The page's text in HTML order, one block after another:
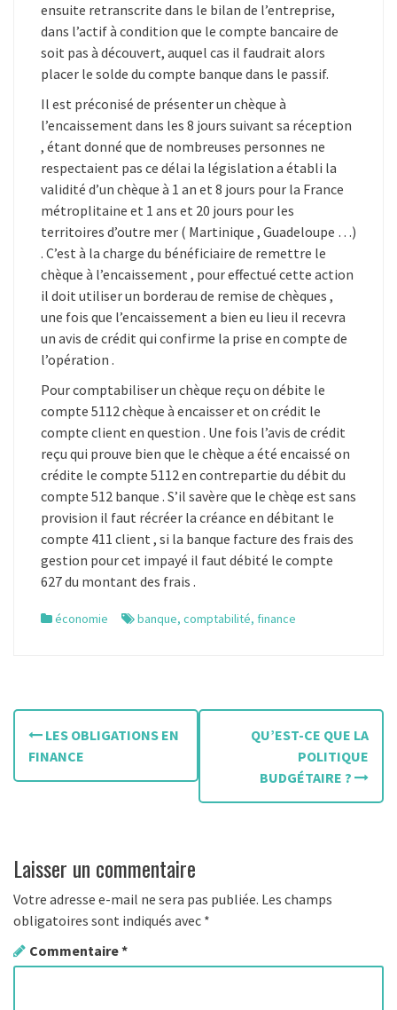
ensuite retranscrite dans le bilan de l’entreprise,
dans l’actif à condition que le compte bancaire de
soit pas à découvert, auquel cas il faudrait alors
placer le solde du compte banque dans le passif.
Il est préconisé de présenter un chèque à
l’encaissement dans les 8 jours suivant sa réception
, étant donné que de nombreuses personnes ne
respectaient pas ce délai la législation a établi la
validité d’un chèque à 1 an et 8 jours pour la France
métroplitaine et 1 ans et 20 jours pour les
territoires d’outre mer ( Martinique , Guadeloupe …)
. C’est à la charge du bénéficiaire de remettre le
chèque à l’encaissement , pour effectué cette action
il doit utiliser un borderau de remise de chèques ,
une fois que l’encaissement a bien eu lieu il recevra
un avis de crédit qui confirme la prise en compte de
l’opération .
Pour comptabiliser un chèque reçu on débite le
compte 5112 chèque à encaisser et on crédit le
compte client en question . Une fois l’avis de crédit
reçu qui prouve bien que le chèque a été encaissé on
crédite le compte 5112 en contrepartie du débit du
compte 512 banque . S’il savère que le chèqe est sans
provision il faut récréer la créance en débitant le
compte 411 client , si la banque facture des frais des
gestion pour cet impayé il faut débité le compte
627 du montant des frais .
économie banque, comptabilité, finance
N
v
g
a
t
i
LES OBLIGATIONS EN
FINANCE
QU’EST-CE QUE LA
POLITIQUE
BUDGÉTAIRE ?
Laisser un commentaire
Votre adresse e-mail ne sera pas publiée. Les champs
obligatoires sont indiqués avec *
Commentaire*